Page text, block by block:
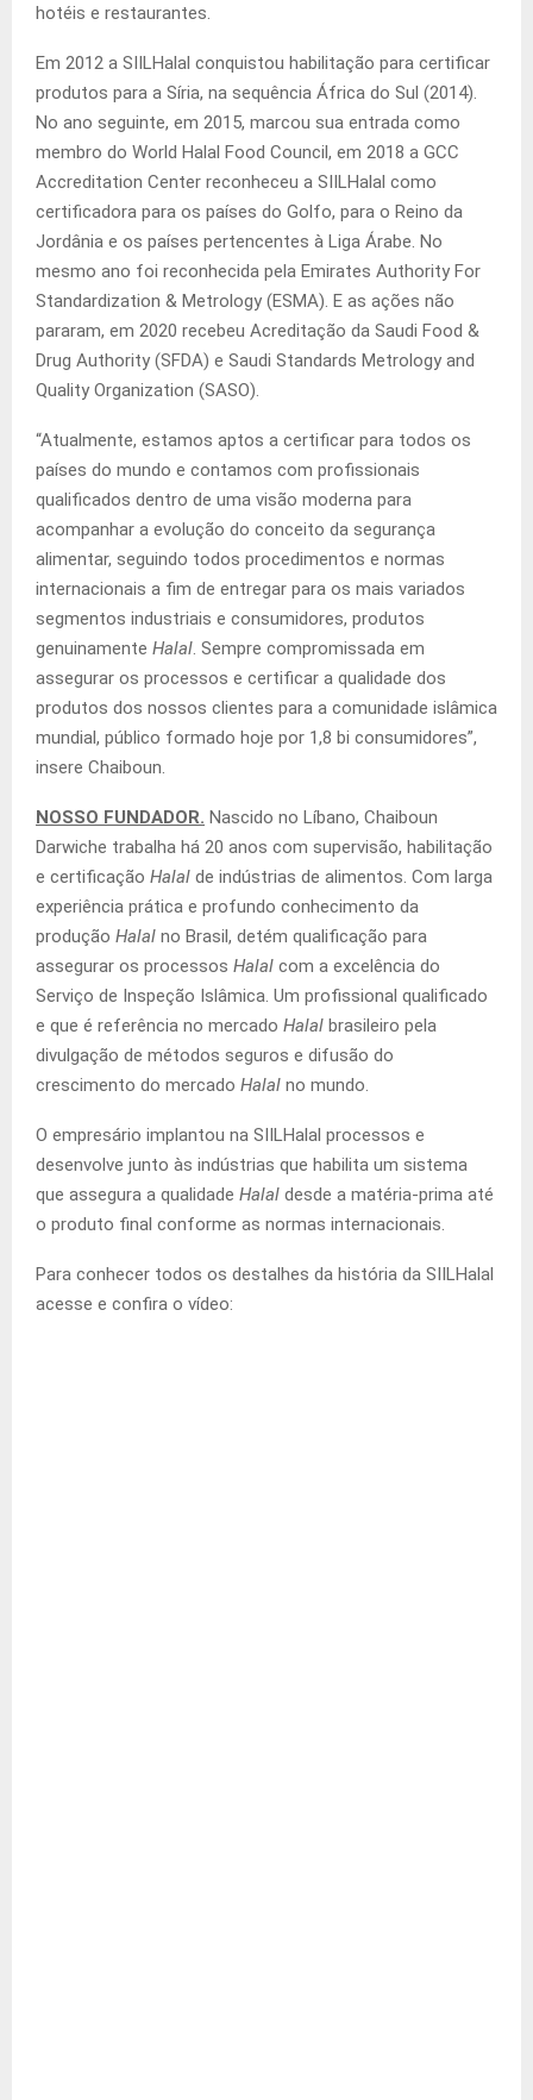
hotéis e restaurantes.
Em 2012 a SIILHalal conquistou habilitação para certificar
produtos para a Síria, na sequência África do Sul (2014).
No ano seguinte, em 2015, marcou sua entrada como
membro do World Halal Food Council, em 2018 a GCC
Accreditation Center reconheceu a SIILHalal como
certificadora para os países do Golfo, para o Reino da
Jordânia e os países pertencentes à Liga Árabe. No
mesmo ano foi reconhecida pela Emirates Authority For
Standardization & Metrology (ESMA). E as ações não
pararam, em 2020 recebeu Acreditação da Saudi Food &
Drug Authority (SFDA) e Saudi Standards Metrology and
Quality Organization (SASO).
“Atualmente, estamos aptos a certificar para todos os
países do mundo e contamos com profissionais
qualificados dentro de uma visão moderna para
acompanhar a evolução do conceito da segurança
alimentar, seguindo todos procedimentos e normas
internacionais a fim de entregar para os mais variados
segmentos industriais e consumidores, produtos
genuinamente Halal. Sempre compromissada em
assegurar os processos e certificar a qualidade dos
produtos dos nossos clientes para a comunidade islâmica
mundial, público formado hoje por 1,8 bi consumidores”,
insere Chaiboun.
NOSSO FUNDADOR. Nascido no Líbano, Chaiboun
Darwiche trabalha há 20 anos com supervisão, habilitação
e certificação Halal de indústrias de alimentos. Com larga
experiência prática e profundo conhecimento da
produção Halal no Brasil, detém qualificação para
assegurar os processos Halal com a excelência do
Serviço de Inspeção Islâmica. Um profissional qualificado
e que é referência no mercado Halal brasileiro pela
divulgação de métodos seguros e difusão do
crescimento do mercado Halal no mundo.
O empresário implantou na SIILHalal processos e
desenvolve junto às indústrias que habilita um sistema
que assegura a qualidade Halal desde a matéria-prima até
o produto final conforme as normas internacionais.
Para conhecer todos os destalhes da história da SIILHalal
acesse e confira o vídeo: